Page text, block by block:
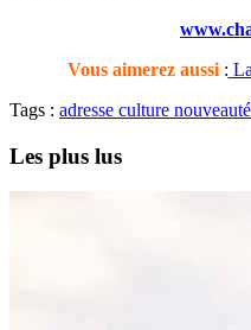
Vous aimerez aussi :
Tags : adresse culture nouveauté
Les plus lus